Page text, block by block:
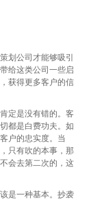
划公司才能够吸引
给这类公司一些启
获得更多客户的信
定是没有错的。客
都是白费功夫。如
户的忠实度。当
只有吹的本事，那
会去第二次的，这
是一种基本。抄袭